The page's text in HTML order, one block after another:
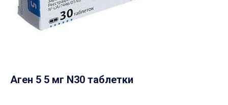
Аген 5 5 мг N30 таблетки